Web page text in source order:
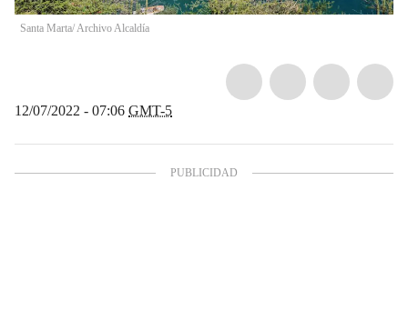
Santa Marta/ Archivo Alcaldía
12/07/2022 - 07:06 GMT-5